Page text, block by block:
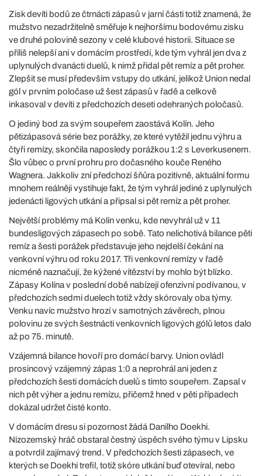
Zisk devíti bodů ze čtrnácti zápasů v jarní části totiž znamená, že
mužstvo nezadržitelně směřuje k nejhoršímu bodovému zisku
ve druhé polovině sezony v celé klubové historii. Situace se
příliš nelepší ani v domácím prostředí, kde tým vyhrál jen dva z
uplynulých dvanácti duelů, k nimž přidal pět remíz a pět proher.
Zlepšit se musí především vstupy do utkání, jelikož Union nedal
gól v prvním poločase už šest zápasů v řadě a celkově
inkasoval v devíti z předchozích deseti odehraných poločasů.
O jediný bod za svým soupeřem zaostává Kolín. Jeho
pětizápasová série bez porážky, ze které vytěžil jednu výhru a
čtyři remízy, skončila naposledy porážkou 1:2 s Leverkusenem.
Šlo vůbec o první prohru pro dočasného kouče Reného
Wagnera. Jakkoliv zní předchozí šňůra pozitivně, aktuální formu
mnohem reálněji vystihuje fakt, že tým vyhrál jediné z uplynulých
jedenácti ligových utkání a připsal si pět remíz a pět proher.
Největší problémy má Kolín venku, kde nevyhrál už v 11
bundesligových zápasech po sobě. Tato nelichotivá bilance pěti
remíz a šesti porážek představuje jeho nejdelší čekání na
venkovní výhru od roku 2017. Tři venkovní remízy v řadě
nicméně naznačují, že kýžené vítězství by mohlo být blízko.
Zápasy Kolína v poslední době nabízejí ofenzivní podívanou, v
předchozích sedmi duelech totiž vždy skórovaly oba týmy.
Venku navíc mužstvo hrozí v samotných závěrech, plnou
polovinu ze svých šestnácti venkovních ligových gólů letos dalo
až po 75. minutě.
Vzájemná bilance hovoří pro domácí barvy. Union ovládl
prosincový vzájemný zápas 1:0 a neprohrál ani jeden z
předchozích šesti domácích duelů s tímto soupeřem. Zapsal v
nich pět výher a jednu remízu, přičemž hned v pěti případech
dokázal udržet čisté konto.
V domácím dresu si pozornost žádá Danilho Doekhi.
Nizozemský hráč obstaral čestný úspěch svého týmu v Lipsku
a potvrdil zajímavý trend. V předchozích šesti zápasech, ve
kterých se Doekhi trefil, totiž skóre utkání buď otevíral, nebo